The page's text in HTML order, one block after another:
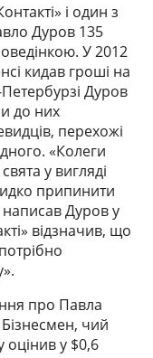
і один з
Дуров 135
У 2012
кидав гроші на
Петербурзі Дуров
до них
перехожі
«Колеги
у вигляді
припинити
написав Дуров у
відзначив, що
про Павла
чий
оцінив у $0,6